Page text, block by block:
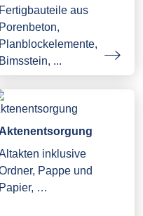
Fertigbauteile aus
Porenbeton,
Planblockelemente,
Bimsstein, ...
Aktenentsorgung
inklusive
Pappe und
Papier, …